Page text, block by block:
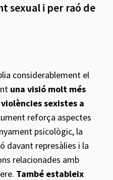
sexual i per raó de
considerablement el
una visió molt més
sexistes a
reforça aspectes
psicològic, la
davant represàlies i la
relacionades amb
També estableix